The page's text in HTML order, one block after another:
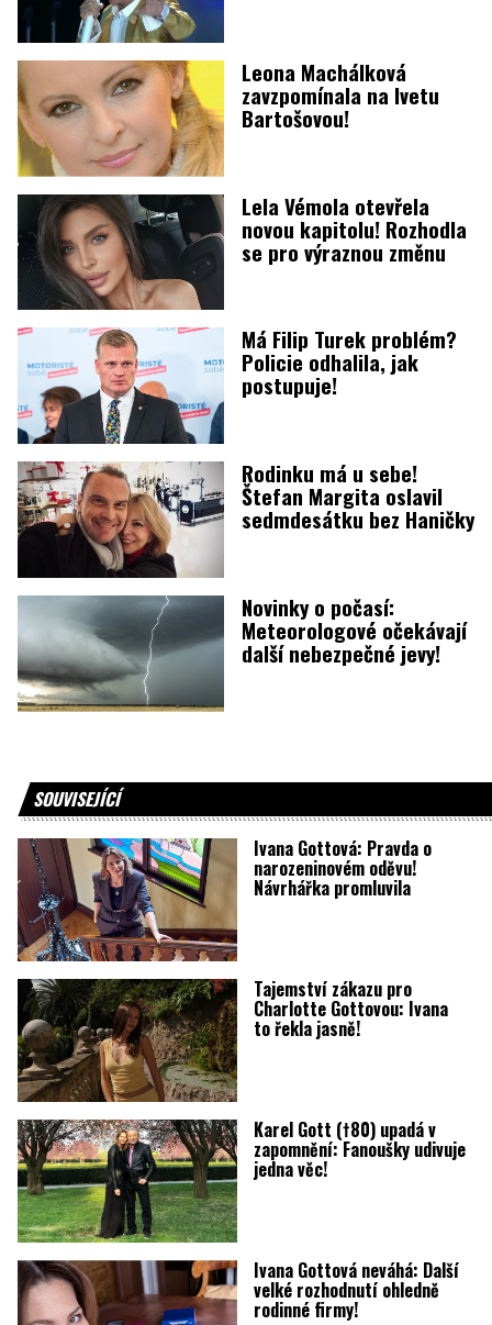
Leona Machálková
zavzpomínala na Ivetu
Bartošovou!
Lela Vémola otevřela
novou kapitolu! Rozhodla
se pro výraznou změnu
Má Filip Turek problém?
Policie odhalila, jak
postupuje!
Rodinku má u sebe!
Štefan Margita oslavil
sedmdesátku bez Haničky
Novinky o počasí:
Meteorologové očekávají
další nebezpečné jevy!
SOUVISEJÍCÍ
Ivana Gottová: Pravda o
narozeninovém oděvu!
Návrhářka promluvila
Tajemství zákazu pro
Charlotte Gottovou: Ivana
to řekla jasně!
Karel Gott (†80) upadá v
zapomnění: Fanoušky udivuje
jedna věc!
Ivana Gottová neváhá: Další
velké rozhodnutí ohledně
rodinné firmy!